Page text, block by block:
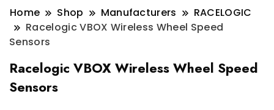
Home Shop Manufacturers
RACELOGIC
Racelogic VBOX Wireless Wheel Speed
Sensors
Racelogic VBOX Wireless Wheel Speed
Sensors